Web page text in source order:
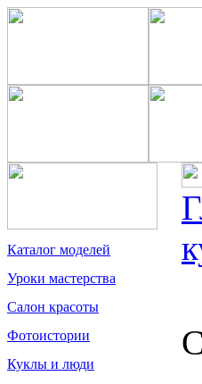
Каталог моделей
Уроки мастерства
Салон красоты
Фотоистории
Куклы и люди